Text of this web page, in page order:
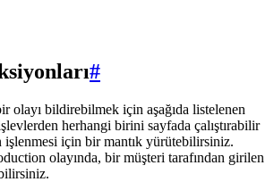
#
olayı bildirebilmek için aşağıda listelenen
herhangi birini sayfada çalıştırabilir
işlenmesi için bir mantık yürütebilirsiniz.
olayında, bir müşteri tarafından girilen